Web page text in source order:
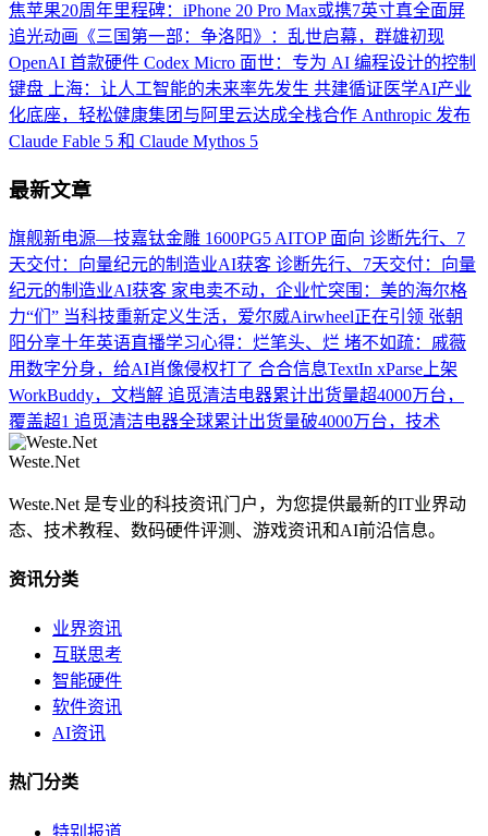
焦苹果20周年里程碑：iPhone 20 Pro Max或携7英寸真全面屏
追光动画《三国第一部：争洛阳》：乱世启幕，群雄初现
OpenAI 首款硬件 Codex Micro 面世：专为 AI 编程设计的控制
键盘
上海：让人工智能的未来率先发生 共建循证医学AI产业
化底座，轻松健康集团与阿里云达成全栈合作 Anthropic 发布
Claude Fable 5 和 Claude Mythos 5
最新文章
旗舰新电源—技嘉钛金雕 1600PG5 AITOP 面向 诊断先行、7
天交付：向量纪元的制造业AI获客 诊断先行、7天交付：向量
纪元的制造业AI获客 家电卖不动，企业忙突围：美的海尔格
力“们” 当科技重新定义生活，爱尔威Airwheel正在引领 张朝
阳分享十年英语直播学习心得：烂笔头、烂 堵不如疏：戚薇
用数字分身，给AI肖像侵权打了 合合信息TextIn xParse上架
WorkBuddy，文档解 追觅清洁电器累计出货量超4000万台，
覆盖超1 追觅清洁电器全球累计出货量破4000万台，技术
Weste.Net
Weste.Net 是专业的科技资讯门户，为您提供最新的IT业界动
态、技术教程、数码硬件评测、游戏资讯和AI前沿信息。
资讯分类
业界资讯
互联思考
智能硬件
软件资讯
AI资讯
热门分类
特别报道